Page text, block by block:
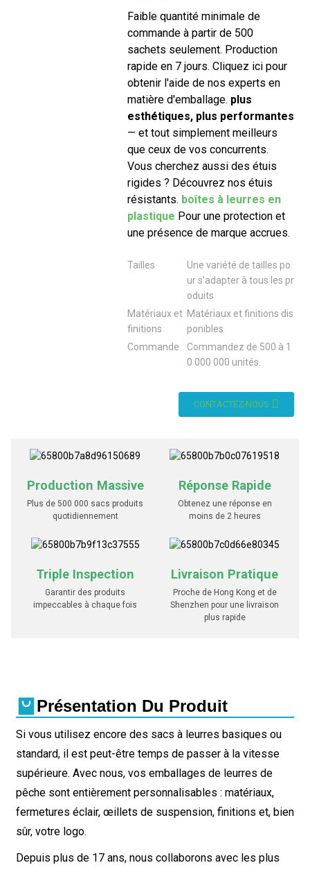
Faible quantité minimale de
commande à partir de 500
sachets seulement. Production
rapide en 7 jours. Cliquez ici pour
obtenir l'aide de nos experts en
matière d'emballage. plus
esthétiques, plus performantes
— et tout simplement meilleurs
que ceux de vos concurrents.
Vous cherchez aussi des étuis
rigides ? Découvrez nos étuis
résistants. boîtes à leurres en
plastique Pour une protection et
une présence de marque accrues.
Tailles
Une variété de tailles po
ur s'adapter à tous les pr
oduits
Matériaux et
finitions
Matériaux et finitions dis
ponibles
Commande
Commandez de 500 à 1
0 000 000 unités.
CONTACTEZ-NOUS
Production Massive
Plus de 500 000 sacs produits
quotidiennement
Réponse Rapide
Obtenez une réponse en
moins de 2 heures
Triple Inspection
Garantir des produits
impeccables à chaque fois
Livraison Pratique
Proche de Hong Kong et de
Shenzhen pour une livraison
plus rapide
Présentation Du Produit
Si vous utilisez encore des sacs à leurres basiques ou
standard, il est peut-être temps de passer à la vitesse
supérieure. Avec nous, vos emballages de leurres de
pêche sont entièrement personnalisables : matériaux,
fermetures éclair, œillets de suspension, finitions et, bien
sûr, votre logo.
Depuis plus de 17 ans, nous collaborons avec les plus